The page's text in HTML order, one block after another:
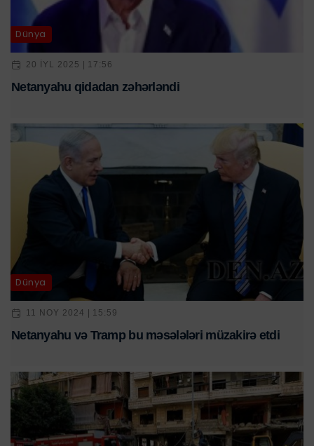
Dünya
20 IYL 2025 | 17:56
Netanyahu qidadan zəhərləndi
Dünya
11 NOY 2024 | 15:59
Netanyahu və Tramp bu məsələləri müzakirə etdi